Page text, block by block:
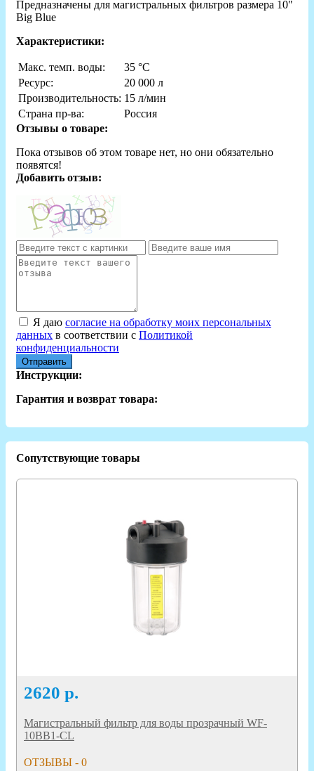
Предназначены для магистральных фильтров размера 10"
Big Blue
Характеристики:
Макс. темп. воды:
35 °С
Ресурс:
20 000 л
Производительность: 15 л/мин
Страна пр-ва:
Россия
Отзывы о товаре:
Пока отзывов об этом товаре нет, но они обязательно
появятся!
Добавить отзыв:
Я даю согласие на обработку моих персональных
данных в соответствии с Политикой
конфиденциальности
Отправить
Инструкции:
Гарантия и возврат товара:
Сопутствующие товары
2620 р.
Магистральный фильтр для воды прозрачный WF-
10BB1-CL
ОТЗЫВЫ - 0